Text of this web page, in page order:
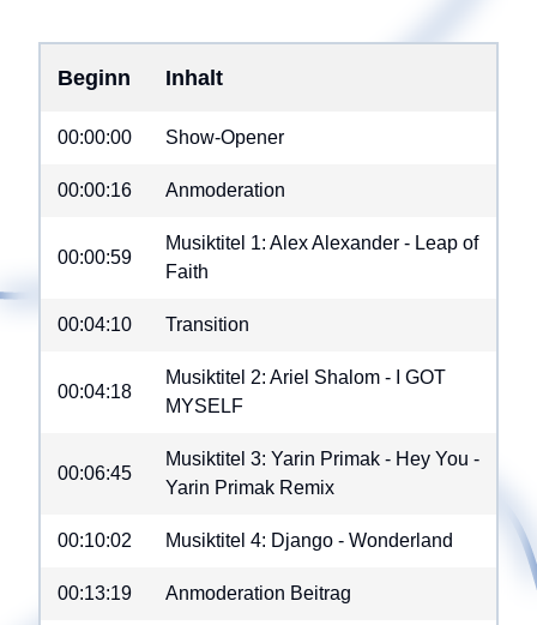
Beginn Inhalt
00:00:00 Show-Opener
00:00:16 Anmoderation
00:00:59
Musiktitel 1: Alex Alexander - Leap of
Faith
00:04:10 Transition
00:04:18
Musiktitel 2: Ariel Shalom - I GOT
MYSELF
00:06:45
Musiktitel 3: Yarin Primak - Hey You -
Yarin Primak Remix
00:10:02 Musiktitel 4: Django - Wonderland
00:13:19 Anmoderation Beitrag